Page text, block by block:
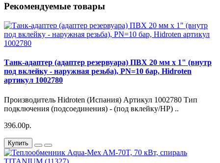
Рекомендуемые товары
Танк-адаптер (адаптер резервуара) ПВХ 20 мм х 1" (внутр
под вклейку - наружная резьба), PN=10 бар, Hidroten
артикул 1002780
Производитель Hidroten (Испания) Артикул 1002780 Тип
подключения (подсоединения) - (под вклейку/НР) ..
396.00р.
Купить